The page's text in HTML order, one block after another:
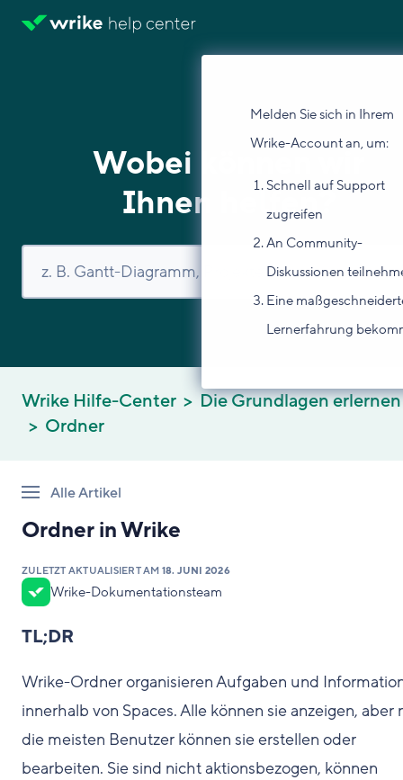
Melden Sie sich in Ihrem
Wrike-Account an, um:
Schnell auf Support
zugreifen
An Community-
Diskussionen
Eine
Lernerfahrung
Wobei können wir
Ihnen helfen?
Wrike Hilfe-Center
Die Grundlagen erlernen
Ordner
Alle Artikel
Ordner in Wrike
ZULETZT AKTUALISIERT AM 18. JUNI 2026
Wrike-Dokumentationsteam
TL;DR
Wrike-Ordner organisieren Aufgaben und
innerhalb von Spaces. Alle können sie anzeigen, aber
die meisten Benutzer können sie erstellen oder
bearbeiten. Sie sind nicht aktionsbezogen, können